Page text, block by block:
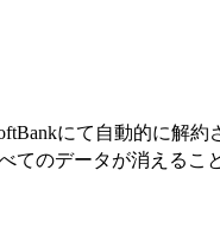
にて自動的に解約
のデータが消えるこ